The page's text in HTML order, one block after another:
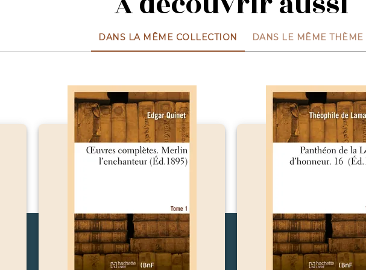
DANS LA MÊME COLLECTION DANS LE MÊME THÈME